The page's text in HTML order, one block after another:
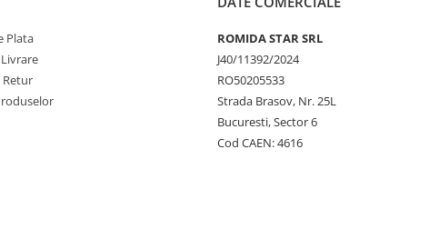
Plata
Retur
ROMIDA STAR SRL
J40/11392/2024
RO50205533
Strada Brasov, Nr. 25L
Bucuresti, Sector 6
Cod CAEN: 4616